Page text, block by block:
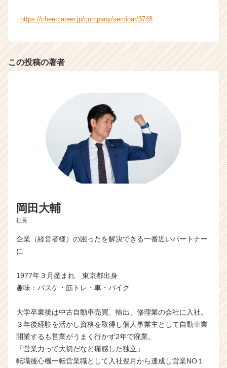
チ
キ
C
e
https://cheercareer.jp/company/seminar/3748
この投稿の著者
岡田大輔
社長
企業（経営者様）の困ったを解決できる一番近いパートナー
に
1977年３月産まれ 東京都出身
趣味：バスケ・筋トレ・車・バイク
大学卒業後は中古自動車売買、輸出、修理業の会社に入社。
３年後経験を活かし資格を取得し個人事業主として自動車業
開業するも営業がうまく行かず2年で廃業。
「営業力って大切だなと痛感した独立」
転職後心機一転営業職として入社翌月から達成し営業NO１